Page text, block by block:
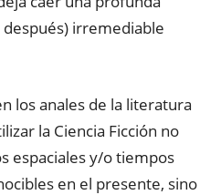
después) irremediable
los anales de la literatura
la Ciencia Ficción no
espaciales y/o tiempos
en el presente, sino